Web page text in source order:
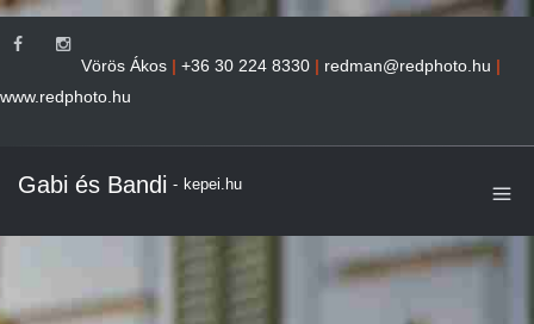
Vörös Ákos | +36 30 224 8330 | redman@redphoto.hu |
www.redphoto.hu
Gabi és Bandi - kepei.hu